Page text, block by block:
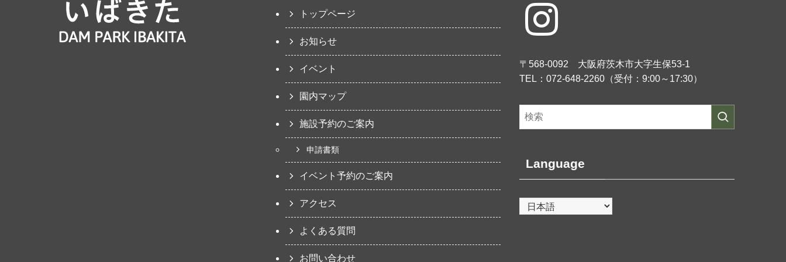
トップページ
お知らせ
イベント
園内マップ
施設予約のご案内
申請書類
イベント予約のご案内
アクセス
よくある質問
お問い合わせ
〒568-0092 大阪府茨木市大字生保53-1
TEL：072-648-2260（受付：9:00～17:30）
Language